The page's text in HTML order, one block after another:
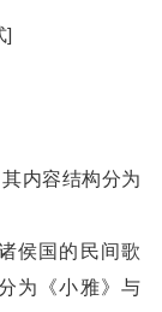
]
内容结构分为
侯国的民间歌
为《小雅》与